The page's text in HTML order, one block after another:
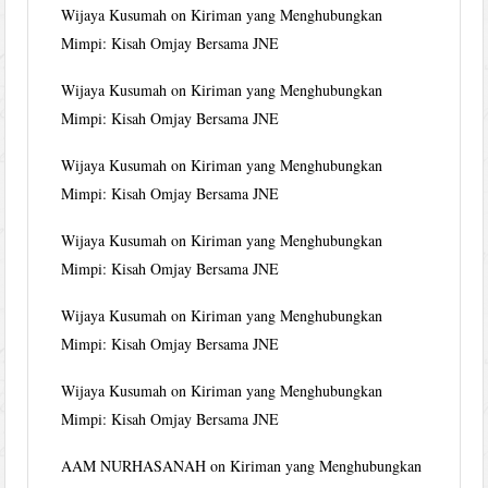
Wijaya Kusumah onKiriman yang Menghubungkan
Mimpi: Kisah Omjay Bersama JNE
Wijaya Kusumah onKiriman yang Menghubungkan
Mimpi: Kisah Omjay Bersama JNE
Wijaya Kusumah onKiriman yang Menghubungkan
Mimpi: Kisah Omjay Bersama JNE
Wijaya Kusumah onKiriman yang Menghubungkan
Mimpi: Kisah Omjay Bersama JNE
Wijaya Kusumah onKiriman yang Menghubungkan
Mimpi: Kisah Omjay Bersama JNE
Wijaya Kusumah onKiriman yang Menghubungkan
Mimpi: Kisah Omjay Bersama JNE
AAM NURHASANAH onKiriman yang Menghubungkan